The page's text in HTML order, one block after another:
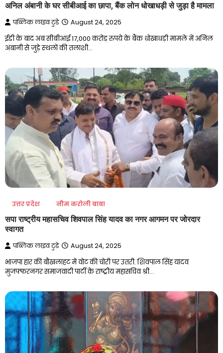
अनिल अंबानी के घर सीबीआई का छापा, बैंक लोन धोखाधड़ी से जुड़ा है मामला
पब्लिक लाइव टुडे August 24, 2025
ईडी के बाद अब सीबीआई 17,000 करोड़ रुपये के बैंक धोखाधड़ी मामले में अनिल
अंबानी से जुड़े स्‍थलों की तलाशी…
उत्तर प्रदेश नीम करोली बाबा
सपा राष्ट्रीय महासचिव शिवपाल सिंह यादव का नगर आगमन पर जोरदार
स्वागत
पब्लिक लाइव टुडे August 24, 2025
भाजपा हार की बौखलाहट में वोट की चोरी पर उतरी. शिवपाल सिंह यादव
मुजफ्फरनगर समाजवादी पार्टी के राष्ट्रीय महासचिव श्री…